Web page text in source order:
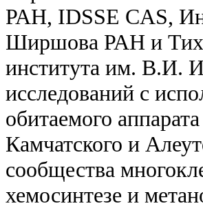
РАН, IDSSE CAS,
Ширшова РАН и
института им. В.И.
исследований с
обитаемого
Камчатского и
сообщества
хемосинтезе и